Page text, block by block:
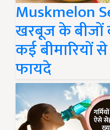
Muskmelon
खरबूज के बीजों
कई बीमारियों
फायदे